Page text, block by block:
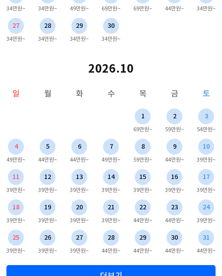
34만원~ 34만원~ 49만원~ 69만원~ 69만원~ 44만원~ 34만원~
27
34만원~
28
34만원~
29
34만원~
30
34만원~
2026.10
일 월 화 수 목 금 토
1
69만원~
2
59만원~
3
54만원~
4
49만원~
5
44만원~
6
44만원~
7
49만원~
8
59만원~
9
44만원~
10
39만원~
11
39만원~
12
39만원~
13
39만원~
14
39만원~
15
39만원~
16
39만원~
17
39만원~
18
39만원~
19
39만원~
20
39만원~
21
39만원~
22
44만원~
23
44만원~
24
39만원~
25
39만원~
26
39만원~
27
39만원~
28
44만원~
29
44만원~
30
44만원~
31
44만원~